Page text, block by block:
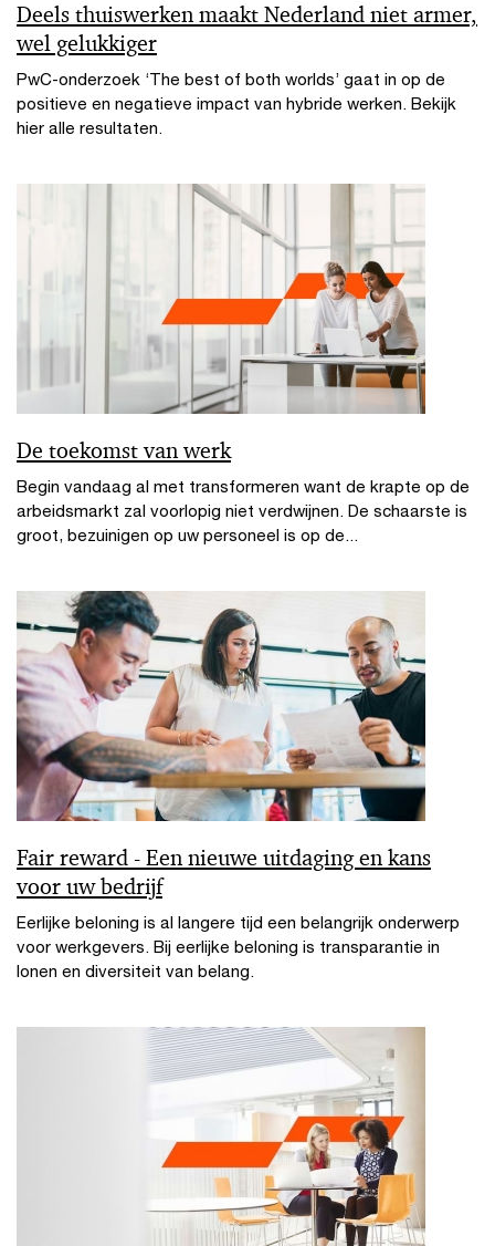
Deels thuiswerken maakt Nederland niet armer,
wel gelukkiger
PwC-onderzoek ‘The best of both worlds’ gaat in op de
positieve en negatieve impact van hybride werken. Bekijk
hier alle resultaten.
De toekomst van werk
Begin vandaag al met transformeren want de krapte op de
arbeidsmarkt zal voorlopig niet verdwijnen. De schaarste is
groot, bezuinigen op uw personeel is op de...
Fair reward - Een nieuwe uitdaging en kans
voor uw bedrijf
Eerlijke beloning is al langere tijd een belangrijk onderwerp
voor werkgevers. Bij eerlijke beloning is transparantie in
lonen en diversiteit van belang.